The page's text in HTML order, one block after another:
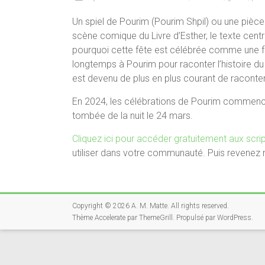
Un spiel de Pourim (Pourim Shpil) ou une
scène comique du Livre d’Esther, le texte
pourquoi cette fête est célébrée comme une
longtemps à Pourim pour raconter l’histoire
est devenu de plus en plus courant de
En 2024, les célébrations de Pourim
tombée de la nuit le 24 mars.
Cliquez ici pour accéder gratuitement aux
utiliser dans votre communauté. Puis
Copyright © 2026 A. M. Matte. All rights reserved.
Thème Accelerate par ThemeGrill. Propulsé par WordPress.